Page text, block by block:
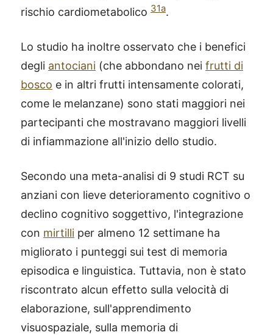
rischio cardiometabolico 31a.
Lo studio ha inoltre osservato che i benefici
degli antociani (che abbondano nei frutti di
bosco e in altri frutti intensamente colorati,
come le melanzane) sono stati maggiori nei
partecipanti che mostravano maggiori livelli
di infiammazione all'inizio dello studio.
Secondo una meta-analisi di 9 studi RCT su
anziani con lieve deterioramento cognitivo o
declino cognitivo soggettivo, l'integrazione
con mirtilli per almeno 12 settimane ha
migliorato i punteggi sui test di memoria
episodica e linguistica. Tuttavia, non è stato
riscontrato alcun effetto sulla velocità di
elaborazione, sull'apprendimento
visuospaziale, sulla memoria di